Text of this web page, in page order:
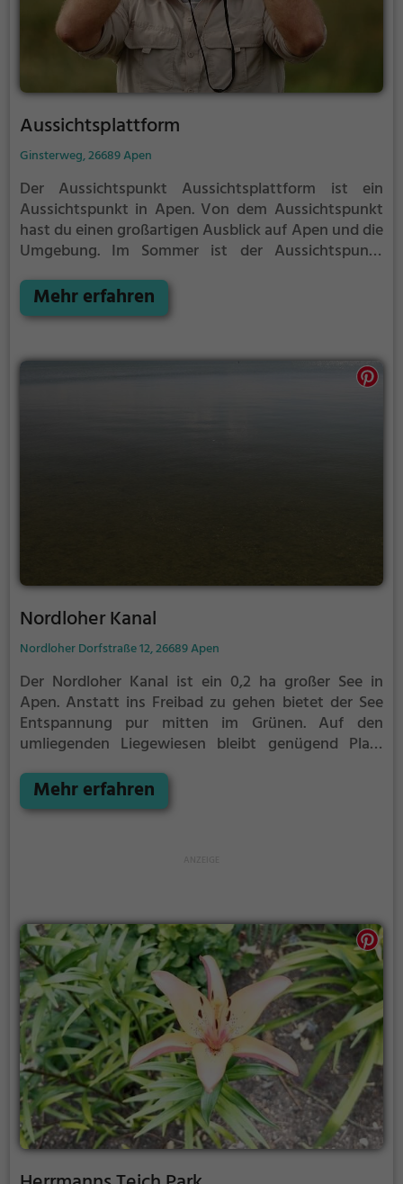
Aussichtsplattform
Ginsterweg, 26689 Apen
Der Aussichtspunkt Aussichtsplattform ist ein
Aussichtspunkt in Apen. Von dem Aussichtspunkt
hast du einen großartigen Ausblick auf Apen und die
Umgebung. Im Sommer ist der Aussichtspunkt
Familienausflüge, Wanderungen oder zum
Picknicken und lockt an warmen und sonnigen
Mehr erfahren
Nordloher Kanal
Nordloher Dorfstraße 12, 26689 Apen
Der Nordloher Kanal ist ein 0,2 ha großer See in
Apen. Anstatt ins Freibad zu gehen bietet der See
Entspannung pur mitten im Grünen. Auf den
umliegenden Liegewiesen bleibt genügend Platz
September ist der Nordloher Kanal ein beliebtes
Ausflugsziel. Egal ob für Familien, Freunde oder
Mehr erfahren